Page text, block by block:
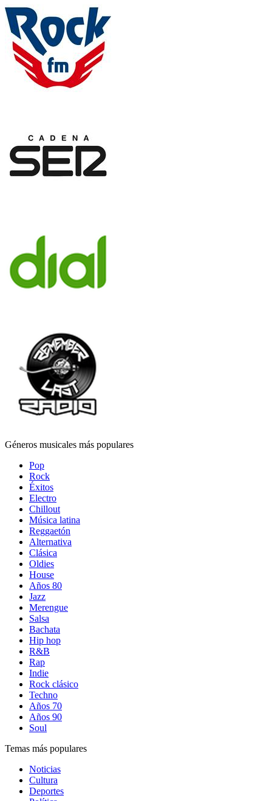
Géneros musicales más populares
Pop
Rock
Éxitos
Electro
Chillout
Música latina
Reggaetón
Alternativa
Clásica
Oldies
House
Años 80
Jazz
Merengue
Salsa
Bachata
Hip hop
R&B
Rap
Indie
Rock clásico
Techno
Años 70
Años 90
Soul
Temas más populares
Noticias
Cultura
Deportes